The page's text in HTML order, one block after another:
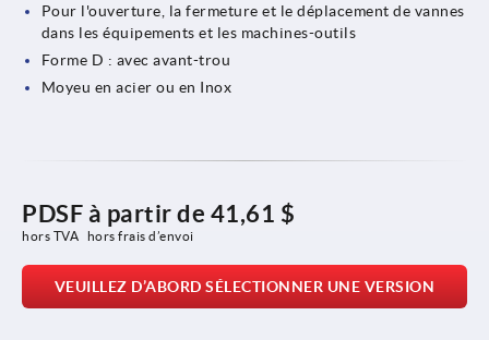
Pour l'ouverture, la fermeture et le déplacement de vannes
dans les équipements et les machines-outils
Forme D : avec avant-trou
Moyeu en acier ou en Inox
PDSF à partir de 41,61 $
hors TVA hors frais d’envoi
VEUILLEZ D’ABORD SÉLECTIONNER UNE VERSION